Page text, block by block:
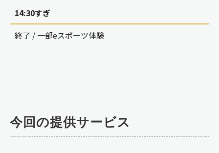
14:30すぎ
終了 / 一部eスポーツ体験
今回の提供サービス